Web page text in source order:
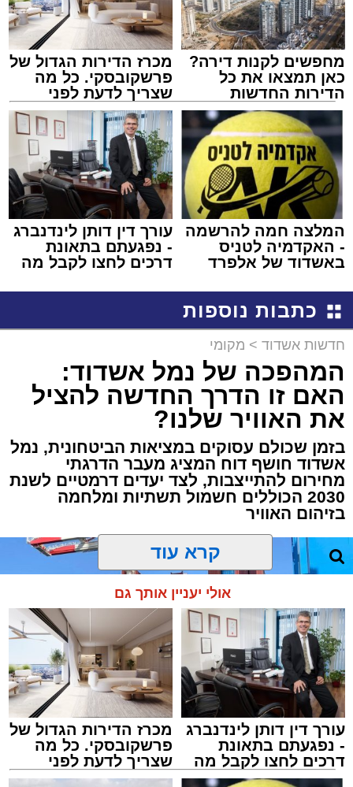
מחפשים לקנות דירה?
כאן תמצאו את כל
הדירות החדשות
למכירה באשדוד >>>
מכרז הדירות הגדול של
פרשקובסקי. כל מה
שצריך לדעת לפני
שמגישים הצעה לדירה
באשדוד
המלצה חמה להרשמה
- האקדמיה לטניס
באשדוד של אלפרד
עורך דין דותן לינדנברג
- נפגעתם בתאונת
דרכים לחצו לקבל מה
כתבות נוספות
חדשות אשדוד > מקומי
המהפכה של נמל אשדוד:
האם זו הדרך החדשה להציל
את האוויר שלנו?
בזמן שכולם עסוקים במציאות הביטחונית, נמל
אשדוד חושף דוח המציג מעבר הדרגתי
מחירום להתייצבות, לצד יעדים דרמטיים לשנת
2030 הכוללים חשמול תשתיות ומלחמה
בזיהום האוויר
קרא עוד
אולי יעניין אותך גם
עורך דין דותן לינדנברג
- נפגעתם בתאונת
דרכים לחצו לקבל מה
שמגיע לכם
מכרז הדירות הגדול של
פרשקובסקי. כל מה
שצריך לדעת לפני
שמגישים הצעה לדירה